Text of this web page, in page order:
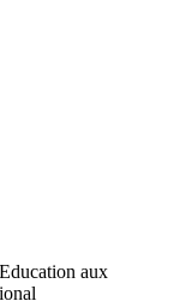
aux